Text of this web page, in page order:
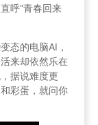
呼“青春回来
态的电脑AI，
来却依然乐在
据说难度更
彩蛋，就问你